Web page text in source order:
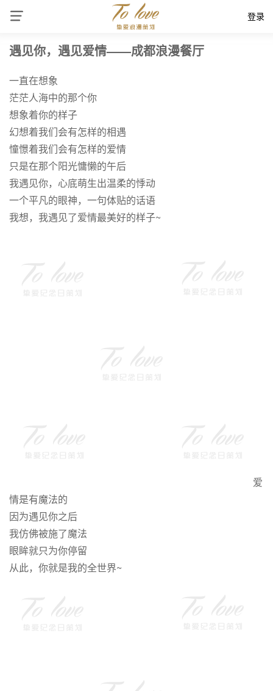
登录
遇见你，遇见爱情——成都浪漫餐厅
一直在想象
茫茫人海中的那个你
想象着你的样子
幻想着我们会有怎样的相遇
憧憬着我们会有怎样的爱情
只是在那个阳光慵懒的午后
我遇见你，心底萌生出温柔的悸动
一个平凡的眼神，一句体贴的话语
我想，我遇见了爱情最美好的样子~
爱
情是有魔法的
因为遇见你之后
我仿佛被施了魔法
眼眸就只为你停留
从此，你就是我的全世界~